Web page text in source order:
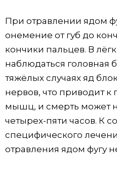
При отравлении ядом
онемение от губ до
кончики пальцев. В
наблюдаться головная
тяжёлых случаях яд
нервов, что приводит к
мышц, и смерть может
четырех-пяти часов. К
специфического
отравления ядом фугу